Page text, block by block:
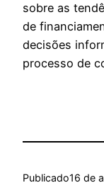
sobre as
de
decisões
processo de
Publicado16 de